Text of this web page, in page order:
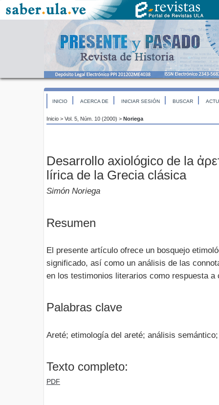
INICIO ACERCA DE INICIAR SESIÓN BUSCAR
Inicio > Vol. 5, Núm. 10 (2000) > Noriega
Desarrollo axiológico de la
lírica de la Grecia clásica
Simón Noriega
Resumen
El presente artículo ofrece un bosquejo
significado, así como un análisis de las
en los testimonios literarios como respuesta
Palabras clave
Areté; etimología del areté; análisis
Texto completo:
PDF